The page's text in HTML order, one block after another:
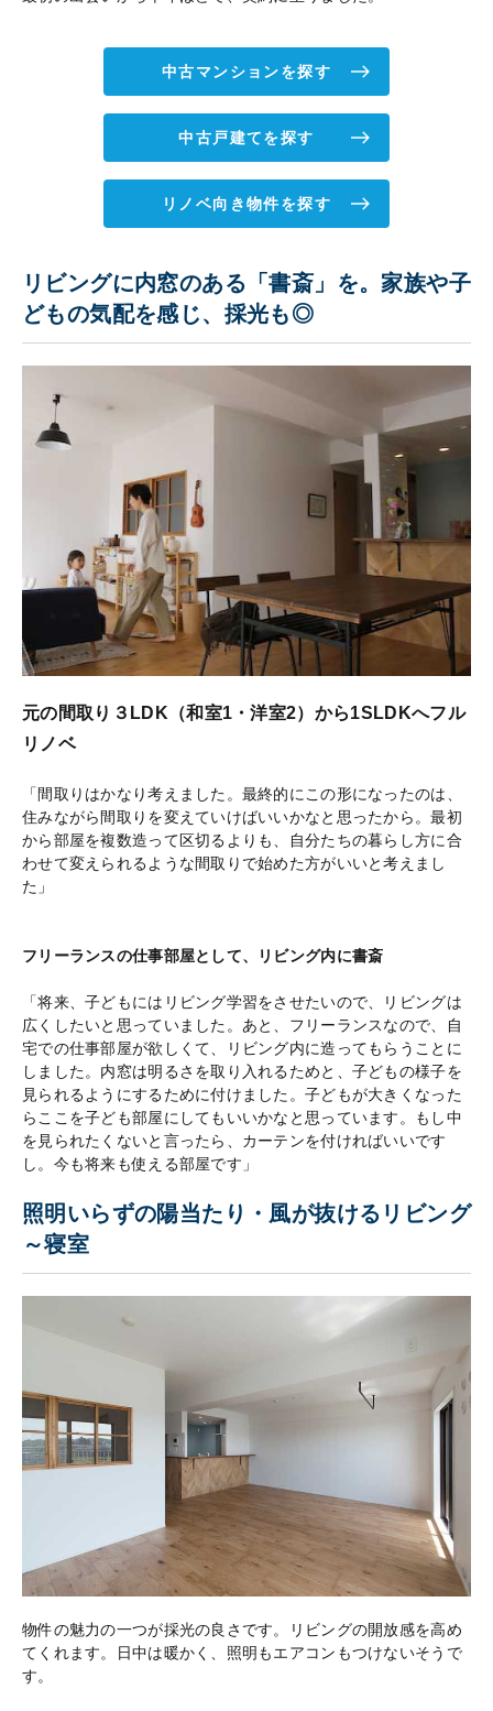
中古マンションを探す
中古戸建てを探す
リノベ向き物件を探す
リビングに内窓のある「書斎」を。家族や子
どもの気配を感じ、採光も◎
元の間取り３LDK（和室1・洋室2）から1SLDKへフル
リノベ
「間取りはかなり考えました。最終的にこの形になったのは、
住みながら間取りを変えていけばいいかなと思ったから。最初
から部屋を複数造って区切るよりも、自分たちの暮らし方に合
わせて変えられるような間取りで始めた方がいいと考えまし
た」
フリーランスの仕事部屋として、リビング内に書斎
「将来、子どもにはリビング学習をさせたいので、リビングは
広くしたいと思っていました。あと、フリーランスなので、自
宅での仕事部屋が欲しくて、リビング内に造ってもらうことに
しました。内窓は明るさを取り入れるためと、子どもの様子を
見られるようにするために付けました。子どもが大きくなった
らここを子ども部屋にしてもいいかなと思っています。もし中
を見られたくないと言ったら、カーテンを付ければいいです
し。今も将来も使える部屋です」
照明いらずの陽当たり・風が抜けるリビング
～寝室
物件の魅力の一つが採光の良さです。リビングの開放感を高め
てくれます。日中は暖かく、照明もエアコンもつけないそうで
す。